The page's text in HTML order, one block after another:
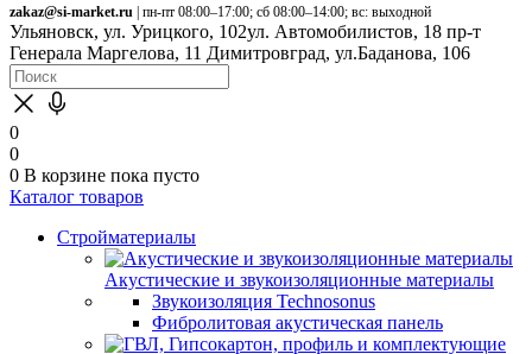
zakaz@si-market.ru | пн-пт 08:00–17:00; сб 08:00–14:00; вс: выходной
Ульяновск, ул. Урицкого, 102ул. Автомобилистов, 18 пр-т
Генерала Маргелова, 11 Димитровград, ул.Баданова, 106
0
0
0 В корзине пока пусто
Каталог товаров
Стройматериалы
Акустические и звукоизоляционные материалы
Звукоизоляция Technosonus
Фибролитовая акустическая панель